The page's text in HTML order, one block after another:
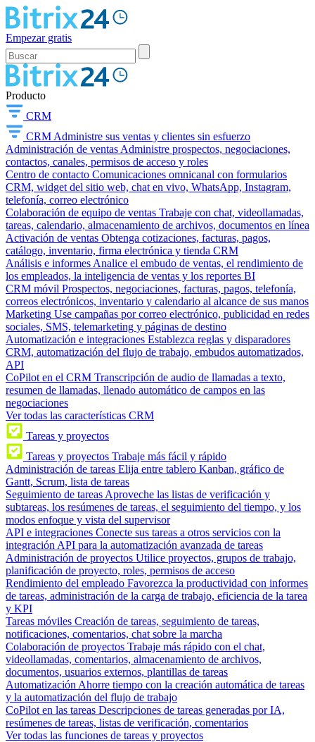
Empezar gratis
Producto
CRM
CRM Administre sus ventas y clientes sin esfuerzo
Administración de ventas Administre prospectos, negociaciones,
contactos, canales, permisos de acceso y roles
Centro de contacto Comunicaciones omnicanal con formularios
CRM, widget del sitio web, chat en vivo, WhatsApp, Instagram,
telefonía, correo electrónico
Colaboración de equipo de ventas Trabaje con chat, videollamadas,
tareas, calendario, almacenamiento de archivos, documentos en línea
Activación de ventas Obtenga cotizaciones, facturas, pagos,
catálogo, inventario, firma electrónica y tienda CRM
Análisis e informes Analice el embudo de ventas, el rendimiento de
los empleados, la inteligencia de ventas y los reportes BI
CRM móvil Prospectos, negociaciones, facturas, pagos, telefonía,
correos electrónicos, inventario y calendario al alcance de sus manos
Marketing Use campañas por correo electrónico, publicidad en redes
sociales, SMS, telemarketing y páginas de destino
Automatización e integraciones Establezca reglas y disparadores
CRM, automatización del flujo de trabajo, embudos automatizados,
API
CoPilot en el CRM Transcripción de audio de llamadas a texto,
resumen de llamadas, llenado automático de campos en las
negociaciones
Ver todas las características CRM
Tareas y proyectos
Tareas y proyectos Trabaje más fácil y rápido
Administración de tareas Elija entre tablero Kanban, gráfico de
Gantt, Scrum, lista de tareas
Seguimiento de tareas Aproveche las listas de verificación y
subtareas, los resúmenes de tareas, el seguimiento del tiempo, y los
modos enfoque y vista del supervisor
API e integraciones Conecte sus tareas a otros servicios con la
integración API para la automatización avanzada de tareas
Administración de proyectos Utilice proyectos, grupos de trabajo,
planificación de proyecto, roles, permisos de acceso
Rendimiento del empleado Favorezca la productividad con informes
de tareas, administración de la carga de trabajo, eficiencia de la tarea
y KPI
Tareas móviles Creación de tareas, seguimiento de tareas,
notificaciones, comentarios, chat sobre la marcha
Colaboración de proyectos Trabaje más rápido con el chat,
videollamadas, comentarios, almacenamiento de archivos,
documentos, usuarios externos, plantillas de tareas
Automatización Ahorre tiempo con la creación automática de tareas
y la automatización del flujo de trabajo
CoPilot en las tareas Descripciones de tareas generadas por IA,
resúmenes de tareas, listas de verificación, comentarios
Ver todas las funciones de tareas y proyectos